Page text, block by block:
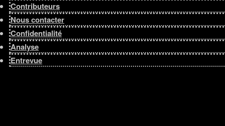
Contributeurs
Nous contacter
Confidentialité
Analyse
Entrevue